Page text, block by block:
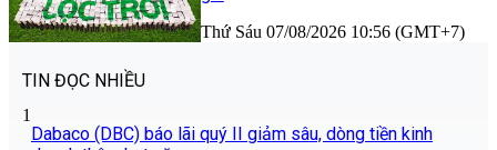
Thứ Sáu 07/08/2026 10:56 (GMT+7)
TIN ĐỌC NHIỀU
1
Dabaco (DBC) báo lãi quý II giảm sâu, dòng tiền kinh